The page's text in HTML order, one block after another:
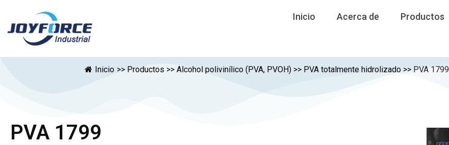
Inicio Acerca de Productos
Inicio >> Productos >> Alcohol polivinílico (PVA, PVOH) >> PVA totalmente hidrolizado >> PVA 1799
PVA 1799